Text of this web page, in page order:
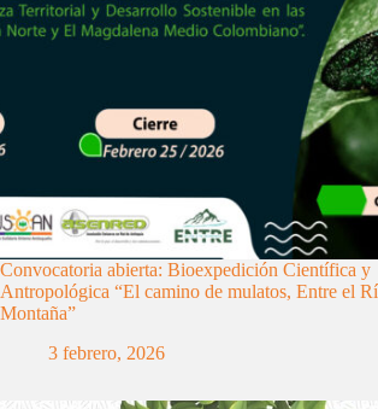
Convocatoria abierta: Bioexpedición Científica y
Antropológica “El camino de mulatos, Entre el
Montaña”
3 febrero, 2026